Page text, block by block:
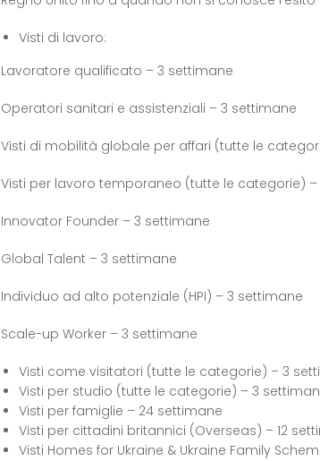
Visti di lavoro:
Lavoratore qualificato – 3 settimane
Operatori sanitari e assistenziali – 3 settimane
Visti di mobilità globale per affari (tutte le
Visti per lavoro temporaneo (tutte le categorie)
Innovator Founder – 3 settimane
Global Talent – 3 settimane
Individuo ad alto potenziale (HPI) – 3 settimane
Scale-up Worker – 3 settimane
Visti come visitatori (tutte le categorie) – 3
Visti per studio (tutte le categorie) – 3
Visti per famiglie – 24 settimane
Visti per cittadini britannici (Overseas) – 12
Visti Homes for Ukraine & Ukraine Family